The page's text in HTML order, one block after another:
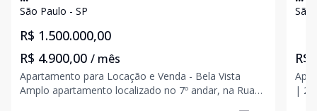
São Paulo - SP
R$ 1.500.000,00
R$ 4.900,00 / mês
Apartamento para Locação e Venda - Bela Vista
Amplo apartamento localizado no 7º andar, na Rua
São
R$
| 2